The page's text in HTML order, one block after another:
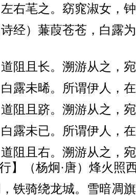
右芼之。窈窕淑女，
诗经）蒹葭苍苍，白露
阻且长。溯游从之，
露未晞。所谓伊人，
阻且跻。溯游从之，
露未已。所谓伊人，
阻且右。溯游从之，
】（杨炯·唐）烽火照
铁骑绕龙城。雪暗凋